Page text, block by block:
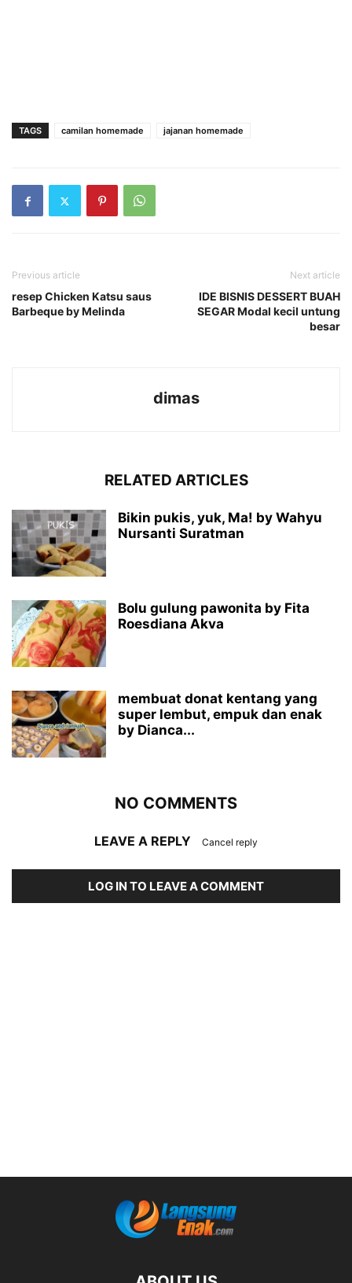
TAGS camilan homemade jajanan homemade
Previous article
resep Chicken Katsu saus
Barbeque by Melinda
Next article
IDE BISNIS DESSERT BUAH
SEGAR Modal kecil untung
besar
dimas
RELATED ARTICLES
Bikin pukis, yuk, Ma! by Wahyu
Nursanti Suratman
Bolu gulung pawonita by Fita
Roesdiana Akva
membuat donat kentang yang
super lembut, empuk dan enak
by Dianca...
NO COMMENTS
LEAVE A REPLY Cancel reply
LOG IN TO LEAVE A COMMENT